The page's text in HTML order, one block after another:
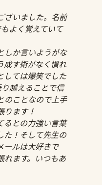
ざいました。名前
よく覚えていて
しか言いようがな
成す術がなく慣れ
しては爆笑でした
越えることで信
のことなので上手
ります！
るとの力強い言葉
た！そして先生の
ールは大好きで
れます。いつもあ